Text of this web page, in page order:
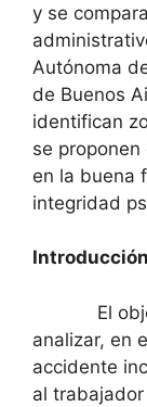
y se
Autónoma
de Buenos
identifican
se
en la buena
integridad
Introducción
El
analizar, en
accidente
al